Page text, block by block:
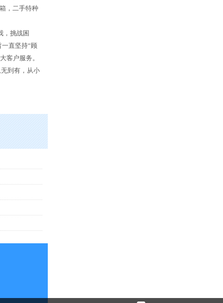
，二手特种
，挑战困
直坚持“顾
客户服务。
到有，从小